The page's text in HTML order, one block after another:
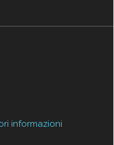
informazioni